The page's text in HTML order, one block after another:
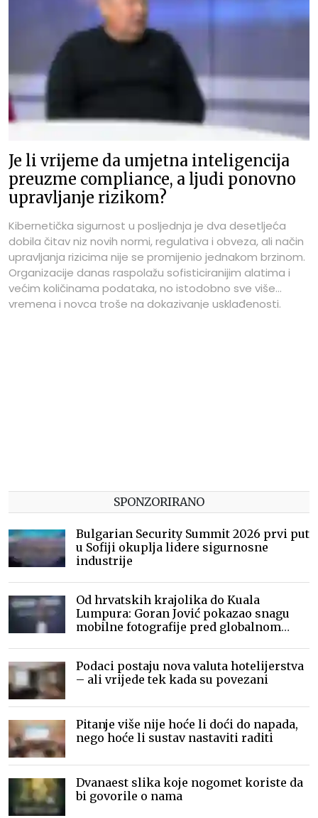
Je li vrijeme da umjetna inteligencija
preuzme compliance, a ljudi ponovno
upravljanje rizikom?
Kibernetička sigurnost u posljednja je dva desetljeća
dobila čitav niz novih normi, regulativa i obveza, ali način
upravljanja rizicima nije se promijenio jednakom brzinom.
Organizacije danas raspolažu sofisticiranijim alatima i
većim količinama podataka, no istodobno sve više
vremena i novca troše na dokazivanje usklađenosti.
Elektroprivrede BiH.
SPONZORIRANO
Bulgarian Security Summit 2026 prvi put
u Sofiji okuplja lidere sigurnosne
industrije
Od hrvatskih krajolika do Kuala
Lumpura: Goran Jović pokazao snagu
mobilne fotografije pred globalnom
Podaci postaju nova valuta hotelijerstva
– ali vrijede tek kada su povezani
Pitanje više nije hoće li doći do napada,
nego hoće li sustav nastaviti raditi
Dvanaest slika koje nogomet koriste da
bi govorile o nama